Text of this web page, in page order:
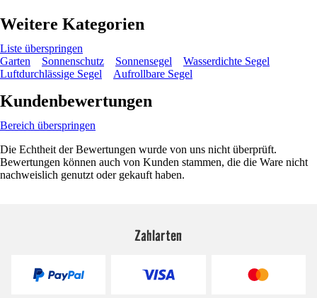
Weitere Kategorien
Liste überspringen
Garten
Sonnenschutz Sonnensegel
Wasserdichte Segel
Luftdurchlässige Segel
Aufrollbare Segel
Kundenbewertungen
Bereich überspringen
Die Echtheit der Bewertungen wurde von uns nicht überprüft.
Bewertungen können auch von Kunden stammen, die die Ware nicht
nachweislich genutzt oder gekauft haben.
Zahlarten